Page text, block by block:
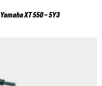
YamahaXT 550 - 5Y3